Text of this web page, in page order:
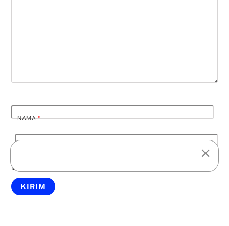
NAMA*
Simpan nama, email, dan situs web saya pada peramban
ini untuk komentar saya berikutnya.